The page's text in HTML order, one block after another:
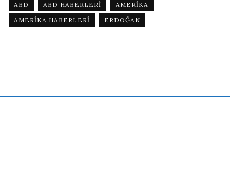
ABD ABD HABERLERI
AMERIKA
AMERIKA HABERLERI
ERDOĞAN